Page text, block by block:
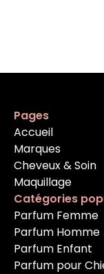
Pages
Accueil
Marques
Cheveux & Soin
Maquillage
Catégories
Parfum Femme
Parfum Homme
Parfum Enfant
Parfum pour